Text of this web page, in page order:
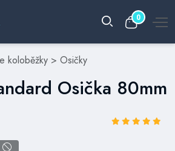
0
koloběžky > Osičky
Osička 80mm